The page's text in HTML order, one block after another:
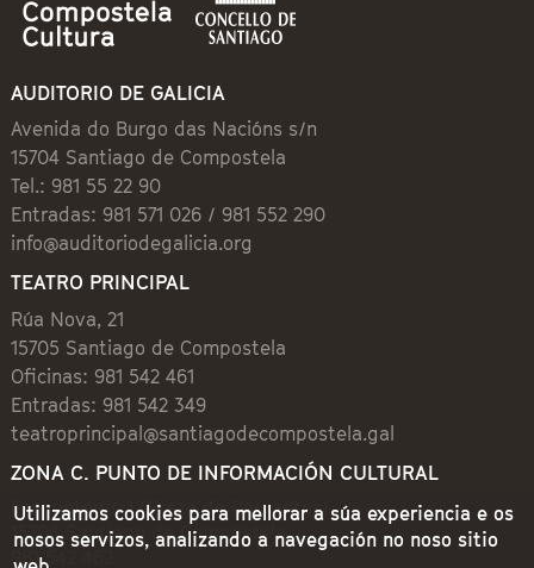
AUDITORIO DE GALICIA
Avenida do Burgo das Nacións s/n
15704 Santiago de Compostela
Tel.: 981 55 22 90
Entradas: 981 571 026 / 981 552 290
info@auditoriodegalicia.org
TEATRO PRINCIPAL
Rúa Nova, 21
15705 Santiago de Compostela
Oficinas: 981 542 461
Entradas: 981 542 349
teatroprincipal@santiagodecompostela.gal
ZONA C. PUNTO DE INFORMACIÓN CULTURAL
Preguntoiro, 1 (Praza de Cervantes)
15704 Santiago de Compostela
981 542 462
Utilizamos cookies para mellorar a súa experiencia e os
nosos servizos, analizando a navegación no noso sitio